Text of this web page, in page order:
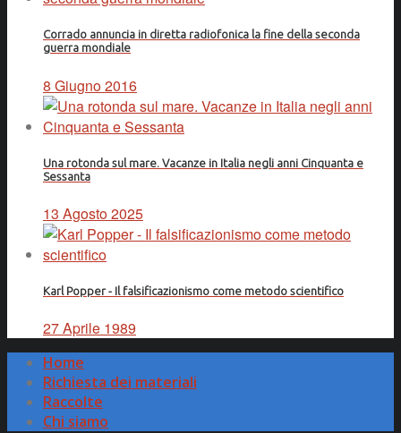
Corrado annuncia in diretta radiofonica la fine della seconda
guerra mondiale
8 Giugno 2016
Una rotonda sul mare. Vacanze in Italia negli anni Cinquanta e
Sessanta
13 Agosto 2025
Karl Popper - Il falsificazionismo come metodo scientifico
27 Aprile 1989
Home
Richiesta dei materiali
Raccolte
Chi siamo